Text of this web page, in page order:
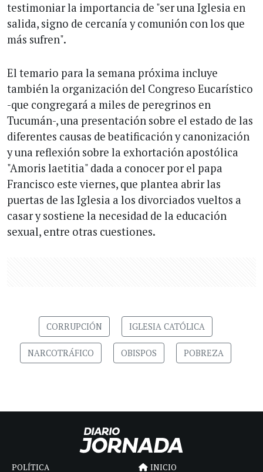
testimoniar la importancia de "ser una Iglesia en
salida, signo de cercanía y comunión con los que
más sufren".
El temario para la semana próxima incluye
también la organización del Congreso Eucarístico
-que congregará a miles de peregrinos en
Tucumán-, una presentación sobre el estado de las
diferentes causas de beatificación y canonización
y una reflexión sobre la exhortación apostólica
"Amoris laetitia" dada a conocer por el papa
Francisco este viernes, que plantea abrir las
puertas de las Iglesia a los divorciados vueltos a
casar y sostiene la necesidad de la educación
sexual, entre otras cuestiones.
CORRUPCIÓN IGLESIA CATÓLICA
NARCOTRÁFICO OBISPOS POBREZA
POLÍTICA INICIO